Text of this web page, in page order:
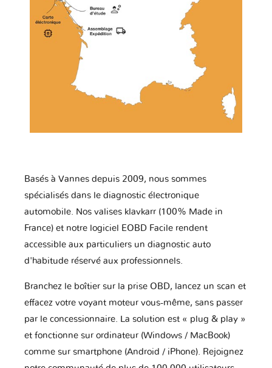
Basés à Vannes depuis 2009, nous sommes
spécialisés dans le diagnostic électronique
automobile. Nos valises klavkarr (100% Made in
France) et notre logiciel EOBD Facile rendent
accessible aux particuliers un diagnostic auto
d'habitude réservé aux professionnels.
Branchez le boîtier sur la prise OBD, lancez un scan et
effacez votre voyant moteur vous-même, sans passer
par le concessionnaire. La solution est « plug & play »
et fonctionne sur ordinateur (Windows / MacBook)
comme sur smartphone (Android / iPhone). Rejoignez